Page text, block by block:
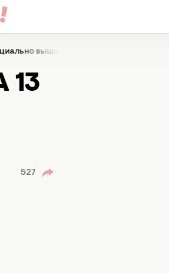
вышла замуж (ФОТО)
527